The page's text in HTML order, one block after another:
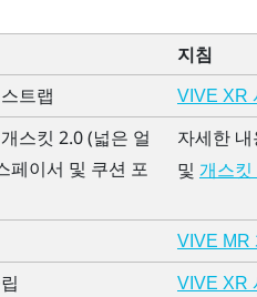
지침
트랩 VIVE XR
스킷 2.0(넓은 얼
페이서 및 쿠션 포
자세한 내
및 개스킷
VIVE MR
VIVE XR